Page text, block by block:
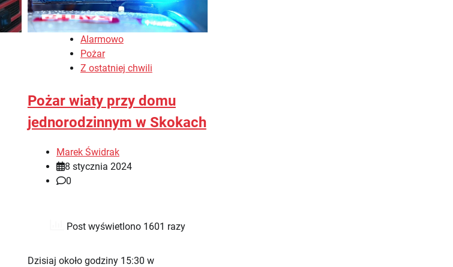
Alarmowo
Pożar
Z ostatniej chwili
Pożar wiaty przy domu
jednorodzinnym w Skokach
Marek Świdrak
8 stycznia 2024
0
Post wyświetlono 1601 razy
Dzisiaj około godziny 15:30 w